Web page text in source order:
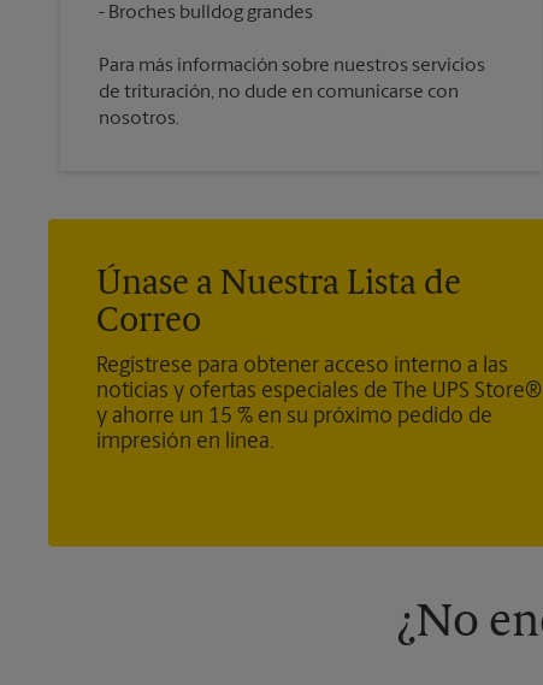
Para más información sobre nuestros servicios
de trituración, no dude en comunicarse con
nosotros.
Únase a Nuestra Lista de
Correo
Regístrese para obtener acceso interno a las
noticias y ofertas especiales de The UPS Store®
y ahorre un 15 % en su próximo pedido de
impresión en línea.
¿No